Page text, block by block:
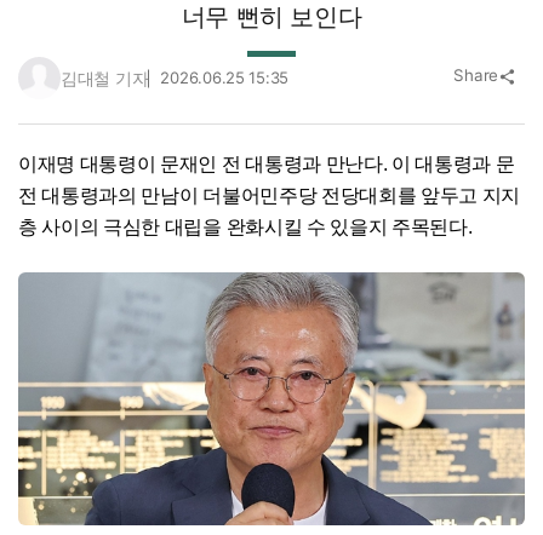
너무 뻔히 보인다
김대철 기자 2026.06.25 15:35 Share share
이재명 대통령이 문재인 전 대통령과 만난다. 이 대통령과 문
전 대통령과의 만남이 더불어민주당 전당대회를 앞두고 지지
층 사이의 극심한 대립을 완화시킬 수 있을지 주목된다.